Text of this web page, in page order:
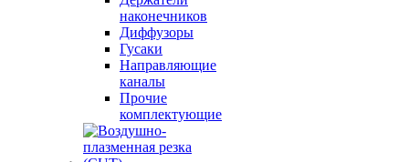
наконечников
Диффузоры
Гусаки
Направляющие
каналы
Прочие
комплектующие